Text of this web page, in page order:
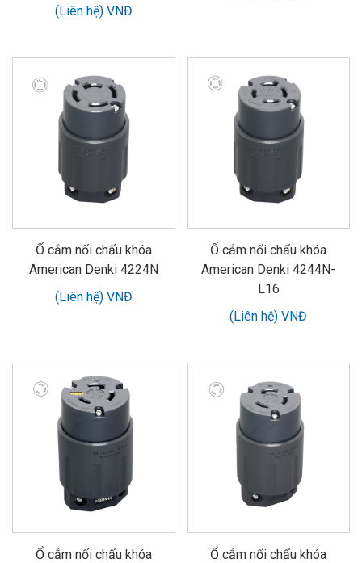
(Liên hệ) VNĐ
Ổ cắm nối chấu khóa
American Denki 4224N
(Liên hệ) VNĐ
Ổ cắm nối chấu khóa
American Denki 4244N-
L16
(Liên hệ) VNĐ
Ổ cắm nối chấu khóa Ổ cắm nối chấu khóa